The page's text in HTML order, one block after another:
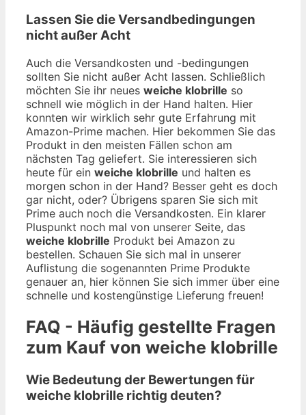
Lassen Sie die Versandbedingungen
nicht außer Acht
Auch die Versandkosten und -bedingungen
sollten Sie nicht außer Acht lassen. Schließlich
möchten Sie ihr neues weiche klobrille so
schnell wie möglich in der Hand halten. Hier
konnten wir wirklich sehr gute Erfahrung mit
Amazon-Prime machen. Hier bekommen Sie das
Produkt in den meisten Fällen schon am
nächsten Tag geliefert. Sie interessieren sich
heute für ein weiche klobrille und halten es
morgen schon in der Hand? Besser geht es doch
gar nicht, oder? Übrigens sparen Sie sich mit
Prime auch noch die Versandkosten. Ein klarer
Pluspunkt noch mal von unserer Seite, das
weiche klobrille Produkt bei Amazon zu
bestellen. Schauen Sie sich mal in unserer
Auflistung die sogenannten Prime Produkte
genauer an, hier können Sie sich immer über eine
schnelle und kostengünstige Lieferung freuen!
FAQ - Häufig gestellte Fragen
zum Kauf von weiche klobrille
Wie Bedeutung der Bewertungen für
weiche klobrille richtig deuten?